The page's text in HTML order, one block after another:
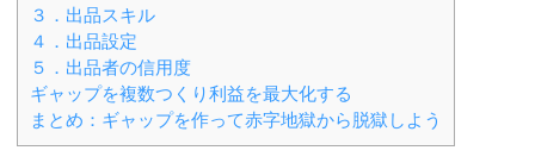
３．出品スキル
４．出品設定
５．出品者の信用度
ギャップを複数つくり利益を最大化する
まとめ：ギャップを作って赤字地獄から脱獄しよう